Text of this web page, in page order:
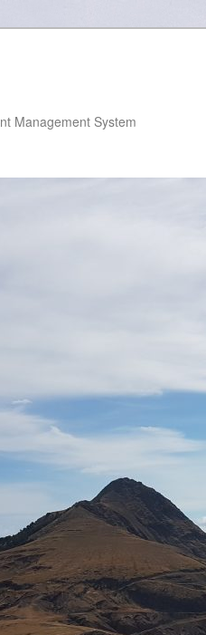
Management System